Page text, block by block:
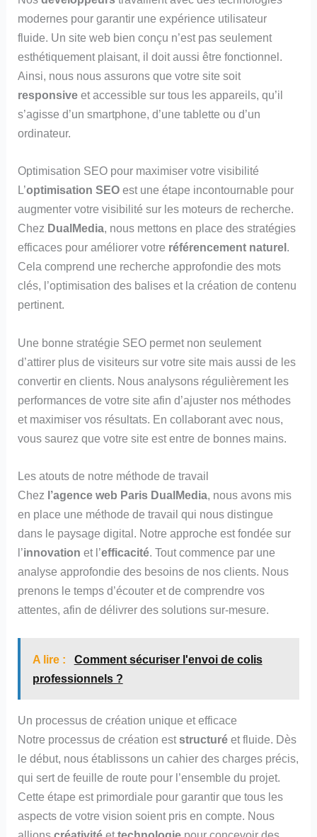
modernes pour garantir une expérience utilisateur
fluide. Un site web bien conçu n’est pas seulement
esthétiquement plaisant, il doit aussi être fonctionnel.
Ainsi, nous nous assurons que votre site soit
responsive et accessible sur tous les appareils, qu’il
s’agisse d’un smartphone, d’une tablette ou d’un
ordinateur.
Optimisation SEO pour maximiser votre visibilité
L’optimisation SEO est une étape incontournable pour
augmenter votre visibilité sur les moteurs de recherche.
Chez DualMedia, nous mettons en place des stratégies
efficaces pour améliorer votre référencement naturel .
Cela comprend une recherche approfondie des mots
clés, l’optimisation des balises et la création de contenu
pertinent.
Une bonne stratégie SEO permet non seulement
d’attirer plus de visiteurs sur votre site mais aussi de les
convertir en clients. Nous analysons régulièrement les
performances de votre site afin d’ajuster nos méthodes
et maximiser vos résultats. En collaborant avec nous,
vous saurez que votre site est entre de bonnes mains.
Les atouts de notre méthode de travail
Chez l’agence web Paris DualMedia, nous avons mis
en place une méthode de travail qui nous distingue
dans le paysage digital. Notre approche est fondée sur
l’innovation et l’efficacité. Tout commence par une
analyse approfondie des besoins de nos clients. Nous
prenons le temps d’écouter et de comprendre vos
attentes, afin de délivrer des solutions sur-mesure.
A lire :
Comment sécuriser l'envoi de colis
professionnels ?
Un processus de création unique et efficace
Notre processus de création eststructuré et fluide. Dès
le début, nous établissons un cahier des charges précis,
qui sert de feuille de route pour l’ensemble du projet.
Cette étape est primordiale pour garantir que tous les
aspects de votre vision soient pris en compte. Nous